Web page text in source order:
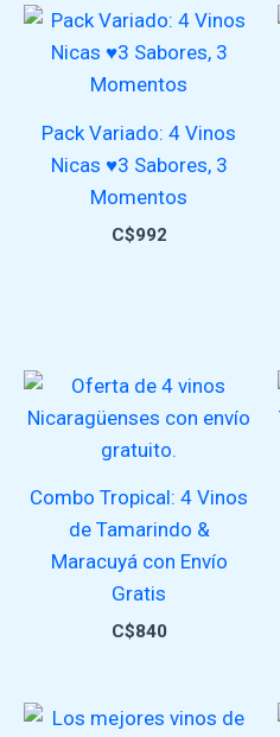
Pack Variado: 4 Vinos
Nicas ♥️3 Sabores, 3
Momentos
C$992
Combo Tropical: 4 Vinos
de Tamarindo &
Maracuyá con Envío
Gratis
C$840